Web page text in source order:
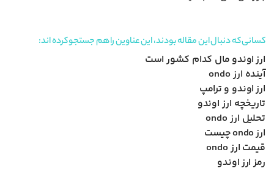
کسانی که دنبال این مقاله بودند، این عناوین را هم جستجو کرده اند:
ارز اوندو مال کدام کشور است
آینده ارز ondo
ارز اوندو و ترامپ
تاریخچه ارز اوندو
تحلیل ارز ondo
ارز ondo چیست
قیمت ارز ondo
رمز ارز اوندو